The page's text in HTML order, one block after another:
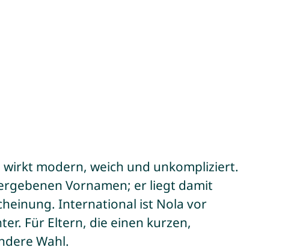
modern, weich und unkompliziert.
Vornamen; er liegt damit
International ist Nola vor
Für Eltern, die einen kurzen,
Wahl.